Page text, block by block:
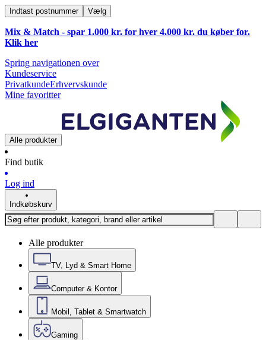
Indtast postnummer Vælg
Mix & Match - spar 1.000 kr. for hver 4.000 kr. du køber for.
Klik her
Spring navigationen over
Kundeservice
PrivatkundeErhvervskunde
Mine favoritter
Alle produkter
Find butik
Log ind
Indkøbskurv
Alle produkter
TV, Lyd & Smart Home
Computer & Kontor
Mobil, Tablet & Smartwatch
Gaming